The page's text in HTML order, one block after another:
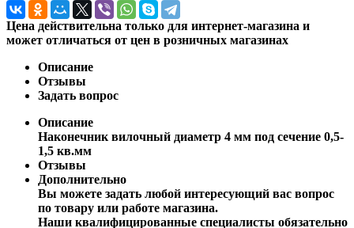
Цена действительна только для интернет-магазина и
может отличаться от цен в розничных магазинах
Описание
Отзывы
Задать вопрос
Описание
Наконечник вилочный диаметр 4 мм под сечение 0,5-
1,5 кв.мм
Отзывы
Дополнительно
Вы можете задать любой интересующий вас вопрос
по товару или работе магазина.
Наши квалифицированные специалисты обязательно